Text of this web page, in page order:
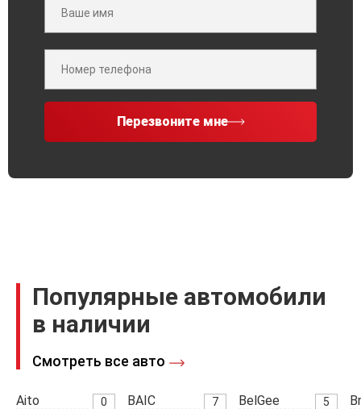
Перезвоните мне
Популярные автомобили
в наличии
Смотреть все авто
Aito 0 BAIC 7 BelGee 5